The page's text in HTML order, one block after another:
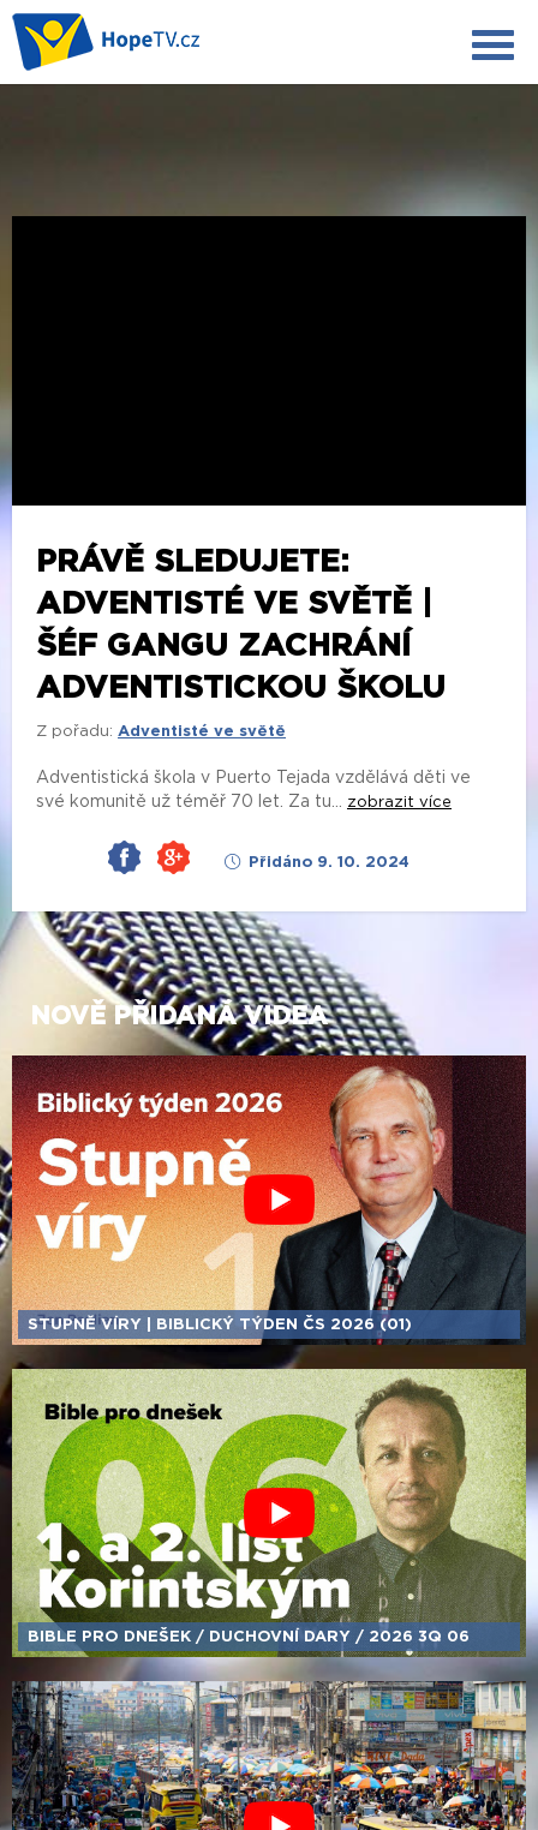
PRÁVĚ SLEDUJETE:
ADVENTISTÉ VE SVĚTĚ |
ŠÉF GANGU ZACHRÁNÍ
ADVENTISTICKOU ŠKOLU
Z pořadu: Adventisté ve světě
Adventistická škola v Puerto Tejada vzdělává děti ve
své komunitě už téměř 70 let. Za tu...
zobrazit více
Přidáno 9. 10. 2024
NOVĚ PŘIDANÁ VIDEA
STUPNĚ VÍRY | BIBLICKÝ TÝDEN ČS 2026 (01)
BIBLE PRO DNEŠEK /​ DUCHOVNÍ DARY /​ 2026 3Q 06